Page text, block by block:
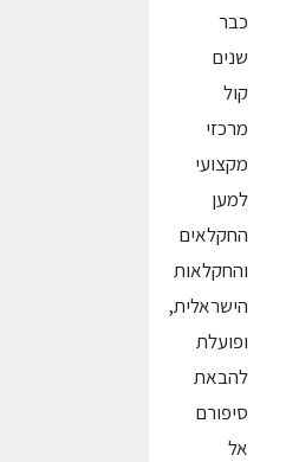
כבר
שנים
קול
מרכזי
מקצועי
למען
החקלאים
והחקלאות
הישראלית,
ופועלת
להבאת
סיפורם
אל